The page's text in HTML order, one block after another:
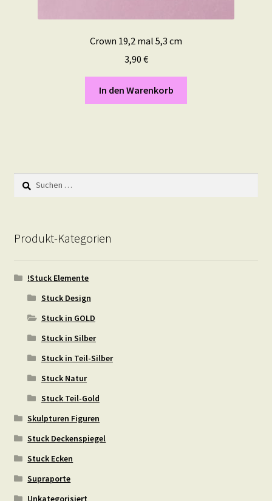
Crown 19,2 mal 5,3 cm
3,90 €
In den Warenkorb
Suchen
nach:
Produkt-Kategorien
!Stuck Elemente
Stuck Design
Stuck in GOLD
Stuck in Silber
Stuck in Teil-Silber
Stuck Natur
Stuck Teil-Gold
Skulpturen Figuren
Stuck Deckenspiegel
Stuck Ecken
Supraporte
Unkategorisiert